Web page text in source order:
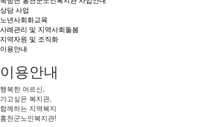
상담 사업
노년사회화교육
사례관리 및 지역사회돌봄
지역자원 및 조직화
이용안내
이용안내
행복한 어르신,
가고싶은 복지관,
함께하는 지역복지
홍천군노인복지관!